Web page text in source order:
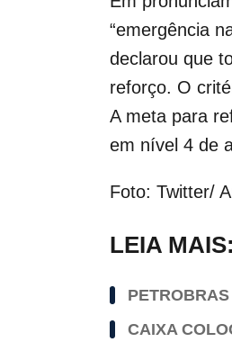
“emergência
declarou que
reforço. O
A meta para
em nível 4 de
Foto: Twitter/
LEIA MAIS:
CAIXA